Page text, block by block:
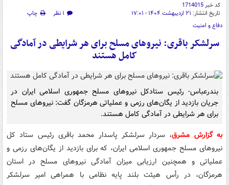
کد خبر1714015
تاریخ انتشار: ۲۱ اردیبهشت ۱۴۰۴ - ۱۷:۰۱ ۱ نظر
چاپ
دفاع و امنیت
سرلشکر باقری: نیروهای مسلح برای هر شرایطی در آمادگی
کامل هستند
بندرعباس- رئیس ستادکل نیروهای مسلح جمهوری اسلامی ایران در
جریان بازدید از یگان‌های رزمی و عملیاتی هرمزگان گفت: نیروهای مسلح
برای هر شرایطی در آمادگی کامل هستند.
به گزارش مشرق، سردار سرلشکر پاسدار محمد باقری رئیس ستاد کل
نیروهای مسلح جمهوری اسلامی ایران، که برای بازدید از یگان‌های رزمی و
عملیاتی و همچنین ارزیابی میزان آمادگی نیروهای مسلح در استان
هرمزگان، در رأس هیئت بلند پایه نظامی با همراهی امیر سرلشکر